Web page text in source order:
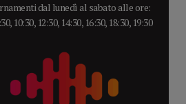
dal lunedì al sabato alle ore:
10:30, 12:30, 14:30, 16:30, 18:30, 19:30